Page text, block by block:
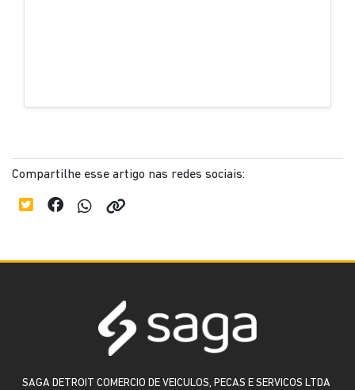
Compartilhe esse artigo nas redes sociais:
SAGA DETROIT COMERCIO DE VEICULOS, PECAS E SERVICOS LTDA